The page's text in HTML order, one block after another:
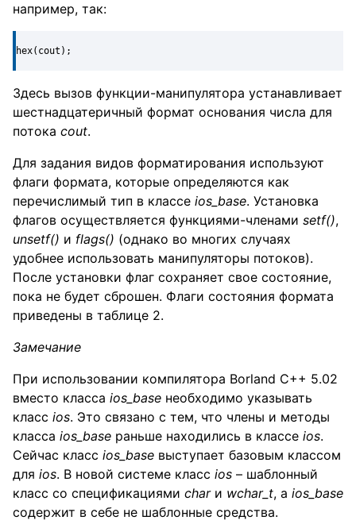
например, так:
hex(cout);
Здесь вызов функции-манипулятора устанавливает
шестнадцатеричный формат основания числа для
потока cout.
Для задания видов форматирования используют
флаги формата, которые определяются как
перечислимый тип в классе ios base. Установка
флагов осуществляется функциями-членами setf(),
unsetf() и flags() (однако во многих случаях
удобнее использовать манипуляторы потоков).
После установки флаг сохраняет свое состояние,
пока не будет сброшен. Флаги состояния формата
приведены в таблице 2.
Замечание
При использовании компилятора Borland C++ 5.02
вместо класса ios base необходимо указывать
класс ios. Это связано с тем, что члены и методы
класса ios base раньше находились в классе ios.
Сейчас класс ios base выступает базовым классом
для ios. В новой системе класс ios – шаблонный
класс со спецификациями charи wchar_ t, а ios base
содержит в себе не шаблонные средства.